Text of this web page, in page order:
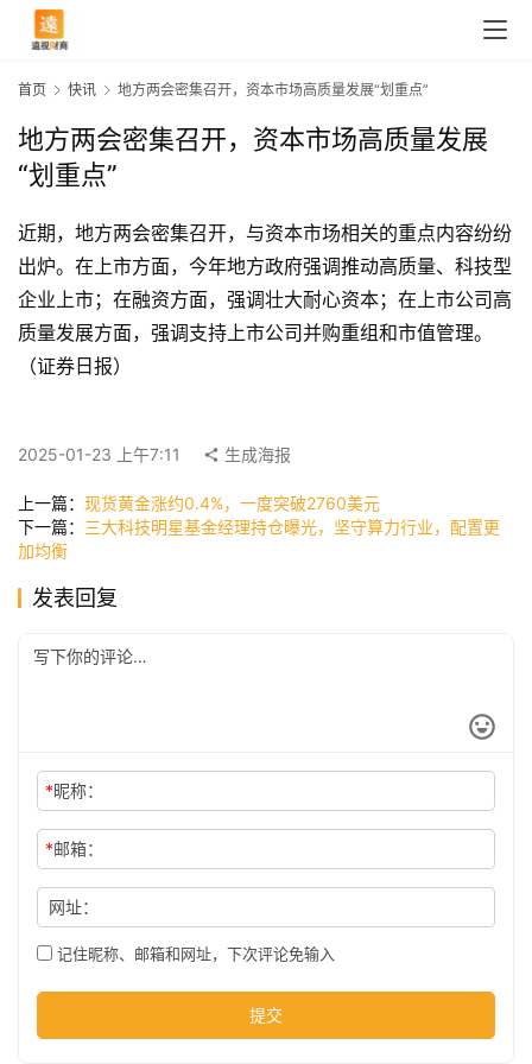
首
快
讯
司
尚
科
技
首页 快讯 地方两会密集召开，资本市场高质量发展“划重点”
地方两会密集召开，资本市场高质量发展
“划重点”
近期，地方两会密集召开，与资本市场相关的重点内容纷纷
出炉。在上市方面，今年地方政府强调推动高质量、科技型
企业上市；在融资方面，强调壮大耐心资本；在上市公司高
质量发展方面，强调支持上市公司并购重组和市值管理。
（证券日报）
2025-01-23 上午7:11 生成海报
上一篇： 现货黄金涨约0.4%，一度突破2760美元
下一篇： 三大科技明星基金经理持仓曝光，坚守算力行业，配置更
加均衡
发表回复
*昵称：
*邮箱：
网址：
记住昵称、邮箱和网址，下次评论免输入
提交